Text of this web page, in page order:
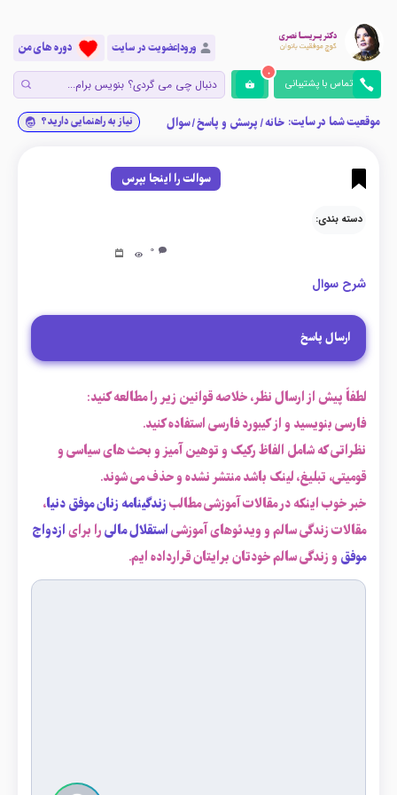
ورود|عضویت در سایت دوره های من
تماس با پشتیبانی
0
موقعیت شما در سایت: خانه/پرسش و پاسخ/سوال نیاز به راهنمایی دارید؟
سوالت را اینجا بپرس
دسته بندی:
0
شرح سوال
ارسال پاسخ
لطفاً پیش از ارسال نظر، خلاصه قوانین زیر را مطالعه کنید:
فارسی بنویسید و از کیبورد فارسی استفاده کنید.
نظراتی که شامل الفاظ رکیک و توهین آمیز و بحث های سیاسی و
قومیتی، تبلیغ، لینک باشد منتشر نشده و حذف می شوند.
خبر خوب اینکه در مقالات آموزشی مطالبزندگینامه زنان موفق دنیا،
مقالات زندگی سالم و ویدئوهای آموزشیاستقلال مالیرا برایازدواج
موفق و زندگی سالم خودتان برایتان قرارداده ایم.